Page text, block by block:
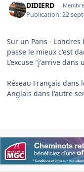
DIDIERD Membre
Publication:22
Sur un Paris -
passe le mieux c'est
L’excuse "j'arrive
Réseau Français dans
Anglais dans l'autre